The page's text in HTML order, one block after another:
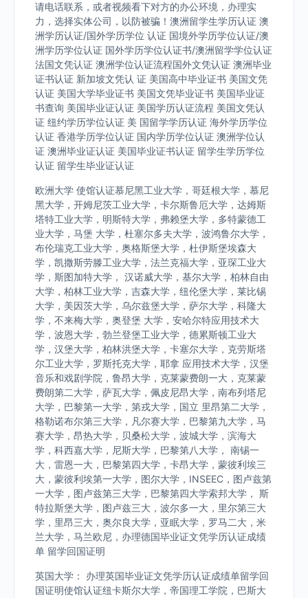
请电话联系，或者视频看下对方的办公环境，办理实
力，选择实体公司，以防被骗！澳洲留学生学历认证 澳
洲学历认证/国外学历学位 认证 国境外学历学位认证/澳
洲学历学位认证 国外学历学位认证书/澳洲留学学位认证
法国文凭认证 澳洲学位认证流程国外文凭认证 澳洲毕业
证书认证 新加坡文凭认 证 美国高中毕业证书 美国文凭
认证 美国大学毕业证书 美国文凭毕业证书 美国毕业证
书查询 美国毕业证认证 美国学历认证流程 美国文凭认
证 纽约学历学位认证 美 国留学学历认证 海外学历学位
认证 香港学历学位认证 国内学历学位认证 澳洲学位认
证 澳洲毕业证认证 美国毕业证书认证 留学生学历学位
认证 留学生毕业证认证
欧洲大学 使馆认证慕尼黑工业大学，哥廷根大学，慕尼
黑大学，开姆尼茨工业大学，卡尔斯鲁厄大学，达姆斯
塔特工业大学，明斯特大学，弗赖堡大学，多特蒙德工
业大学，马堡 大学，杜塞尔多夫大学，波鸿鲁尔大学，
布伦瑞克工业大学，奥格斯堡大学，杜伊斯堡埃森大
学，凯撒斯劳滕工业大学，法兰克福大学，亚琛工业大
学，斯图加特大学， 汉诺威大学，基尔大学，柏林自由
大学，柏林工业大学，吉森大学，纽伦堡大学，莱比锡
大学，美因茨大学，乌尔兹堡大学，萨尔大学，科隆大
学，不来梅大学，奥登堡 大学，安哈尔特应用技术大
学，波恩大学，勃兰登堡工业大学，德累斯顿工业大
学，汉堡大学，柏林洪堡大学，卡塞尔大学，克劳斯塔
尔工业大学，罗斯托克大学，耶拿 应用技术大学，汉堡
音乐和戏剧学院，鲁昂大学，克莱蒙费朗一大，克莱蒙
费朗第二大学，萨瓦大学，佩皮尼昂大学，南布列塔尼
大学，巴黎第一大学，第戎大学，国立 里昂第二大学，
格勒诺布尔第三大学，凡尔赛大学，巴黎第九大学，马
赛大学，昂热大学，贝桑松大学，波城大学，滨海大
学，科西嘉大学，尼斯大学，巴黎第八大学， 南锡一
大，雷恩一大，巴黎第四大学，卡昂大学，蒙彼利埃三
大，蒙彼利埃第一大学，图尔大学，INSEEC，图卢兹第
一大学，图卢兹第三大学，巴黎第四大学索邦大学， 斯
特拉斯堡大学，图卢兹三大，波尔多一大，里尔第三大
学，里昂三大，奥尔良大学，亚眠大学，罗马二大，米
兰大学，马兰欧尼，办理德国毕业证文凭学历认证成绩
单 留学回国证明
英国大学： 办理英国毕业证文凭学历认证成绩单留学回
国证明使馆认证纽卡斯尔大学，帝国理工学院，巴斯大